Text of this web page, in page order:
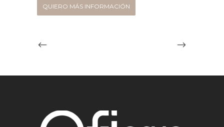
QUIERO MÁS INFORMACIÓN